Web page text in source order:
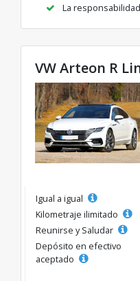
La
VW Arteon R
Igual a igual
Kilometraje ilimitado
Reunirse y Saludar
Depósito en efectivo
aceptado